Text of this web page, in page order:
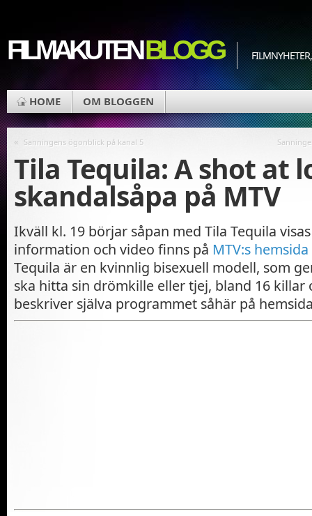
FILMAKUTENBLOGG
HOME OM BLOGGEN
« Sanningens ögonblick på kanal 5
Tila Tequila: A shot at
skandalsåpa på MTV
Ikväll kl. 19 börjar såpan med Tila Tequila
information och video finns på MTV:s
Tequila är en kvinnlig bisexuell modell, som
ska hitta sin drömkille eller tjej, bland 16 killar
beskriver själva programmet såhär på